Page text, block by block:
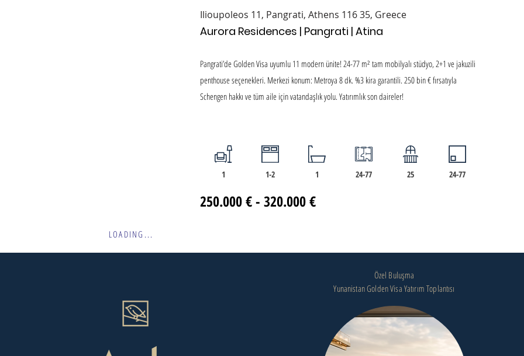
Ilioupoleos 11, Pangrati, Athens 116 35, Greece
Aurora Residences | Pangrati | Atina
Pangrati’de Golden Visa uyumlu 11 modern ünite! 24-77 m² tam mobilyalı stüdyo, 2+1 ve jakuzili
penthouse seçenekleri. Merkezi konum: Metroya 8 dk. %3 kira garantili. 250 bin € fırsatıyla
Schengen hakkı ve tüm aile için vatandaşlık yolu. Yatırımlık son daireler!
1 1-2 1 24-77 25 24-77
250.000 € - 320.000 €
LOADING...
Özel Buluşma
Yunanistan Golden Visa Yatırım Toplantısı